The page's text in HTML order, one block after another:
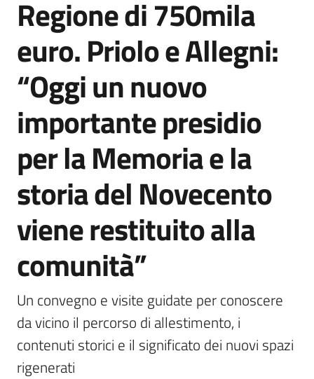
Regione di 750mila
euro. Priolo e Allegni:
“Oggi un nuovo
importante presidio
per la Memoria e la
storia del Novecento
viene restituito alla
comunità”
Un convegno e visite guidate per conoscere
da vicino il percorso di allestimento, i
contenuti storici e il significato dei nuovi spazi
rigenerati